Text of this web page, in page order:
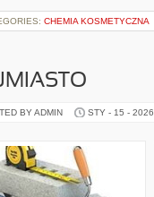
CHEMIA KOSMETYCZNA
BY ADMIN STY - 15 - 2026